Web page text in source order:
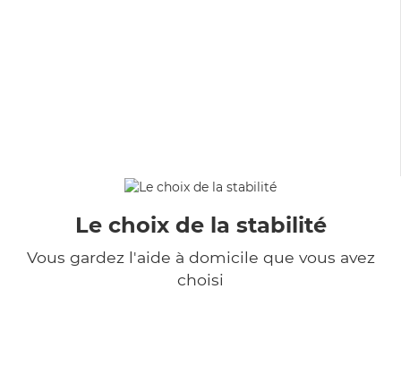
Le choix de la stabilité
Vous gardez l'aide à domicile que vous avez
choisi